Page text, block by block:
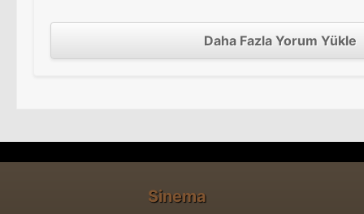
Daha Fazla Yorum Yükle
Sinema